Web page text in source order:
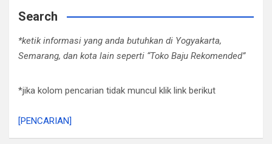
Search
*ketik informasi yang anda butuhkan di Yogyakarta,
Semarang, dan kota lain seperti “Toko Baju Rekomended”
*jika kolom pencarian tidak muncul klik link berikut
[PENCARIAN]